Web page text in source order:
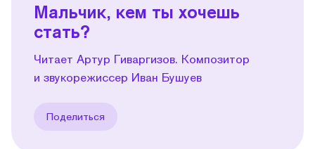
Мальчик, кем ты хочешь
стать?
Читает Артур Гиваргизов. Композитор
и звукорежиссер Иван Бушуев
Поделиться